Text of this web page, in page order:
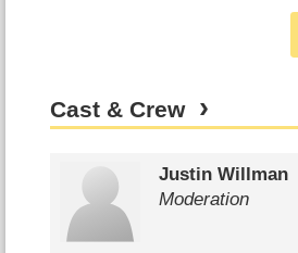
Cast & Crew
Justin Willman
Moderation